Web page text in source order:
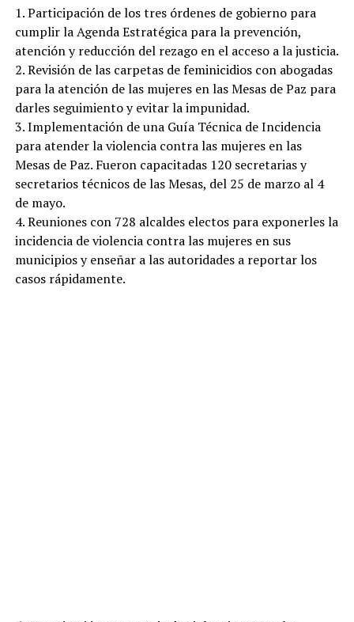
1. Participación de los tres órdenes de gobierno para
cumplir la Agenda Estratégica para la prevención,
atención y reducción del rezago en el acceso a la justicia.
2. Revisión de las carpetas de feminicidios con abogadas
para la atención de las mujeres en las Mesas de Paz para
darles seguimiento y evitar la impunidad.
3. Implementación de una Guía Técnica de Incidencia
para atender la violencia contra las mujeres en las
Mesas de Paz. Fueron capacitadas 120 secretarias y
secretarios técnicos de las Mesas, del 25 de marzo al 4
de mayo.
4. Reuniones con 728 alcaldes electos para exponerles la
incidencia de violencia contra las mujeres en sus
municipios y enseñar a las autoridades a reportar los
casos rápidamente.